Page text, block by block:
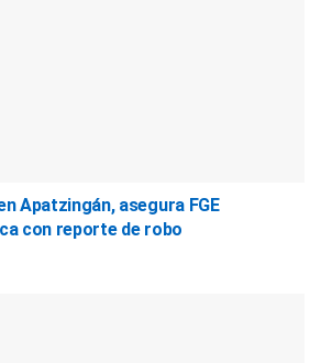
Apatzingán, asegura FGE
con reporte de robo